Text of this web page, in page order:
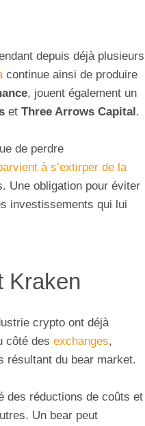
depuis déjà plusieurs
continue ainsi de produire
, jouent également un
et Three Arrows Capital.
de perdre
à s’extirper de la
Une obligation pour éviter
investissements qui lui
Kraken
crypto ont déjà
côté des exchanges,
résultant du bear market.
des réductions de coûts et
Un bear peut